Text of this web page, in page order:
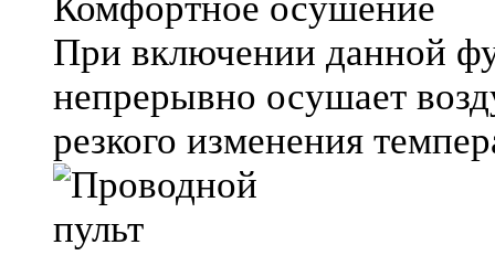
При включении данной
непрерывно осушает
резкого изменения